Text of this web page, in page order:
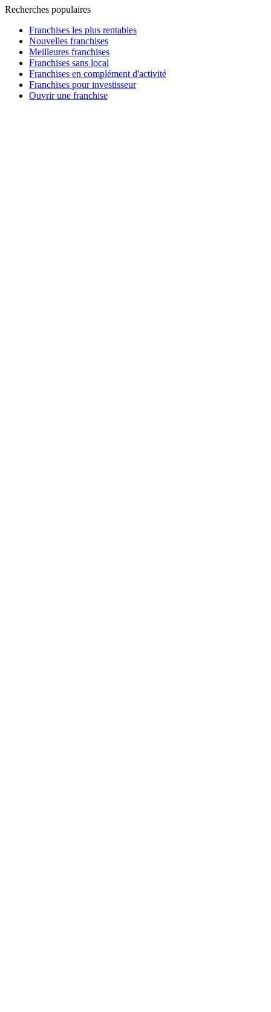
Recherches populaires
Franchises les plus rentables
Nouvelles franchises
Meilleures franchises
Franchises sans local
Franchises en complément d'activité
Franchises pour investisseur
Ouvrir une franchise